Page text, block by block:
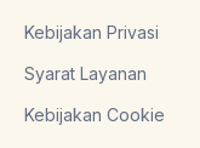
Kebijakan Privasi
Syarat Layanan
Kebijakan Cookie